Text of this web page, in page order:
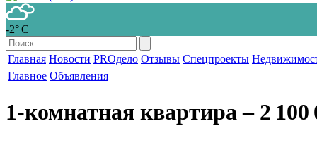
-2° С
Главная Новости PROдело Отзывы Спецпроекты
Главное Объявления
1-комнатная квартира‒ 2 100